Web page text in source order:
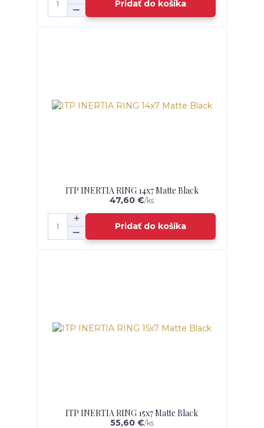
Pridať do košíka
ITP INERTIA RING 14x7 Matte Black
47,60 €/ks
Pridať do košíka
ITP INERTIA RING 15x7 Matte Black
55,60 €/ks